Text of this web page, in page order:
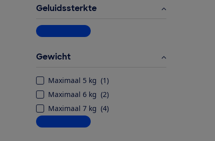
Geluidssterkte
Meer informatie
Gewicht
Maximaal 5 kg (1)
Maximaal 6 kg (2)
Maximaal 7 kg (4)
Meer informatie